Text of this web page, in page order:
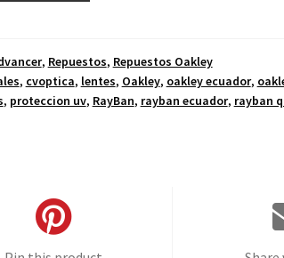
, Repuestos, Repuestos Oakley
, cvoptica, lentes, Oakley, oakley ecuador,
, proteccion uv, RayBan, rayban ecuador, rayban